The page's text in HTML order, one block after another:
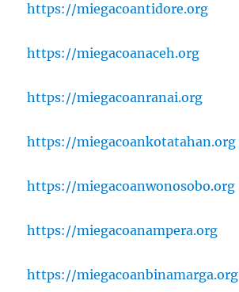
https://miegacoantidore.org
https://miegacoanaceh.org
https://miegacoanranai.org
https://miegacoankotatahan.org
https://miegacoanwonosobo.org
https://miegacoanampera.org
https://miegacoanbinamarga.org